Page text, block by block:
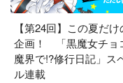
【第24回】この夏だ
企画！ 「黒魔女チョ
魔界で!?修行日記」ス
ル連載